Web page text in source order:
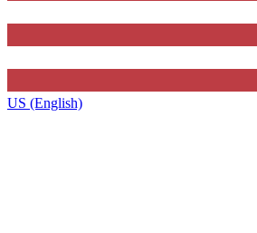
US (English)